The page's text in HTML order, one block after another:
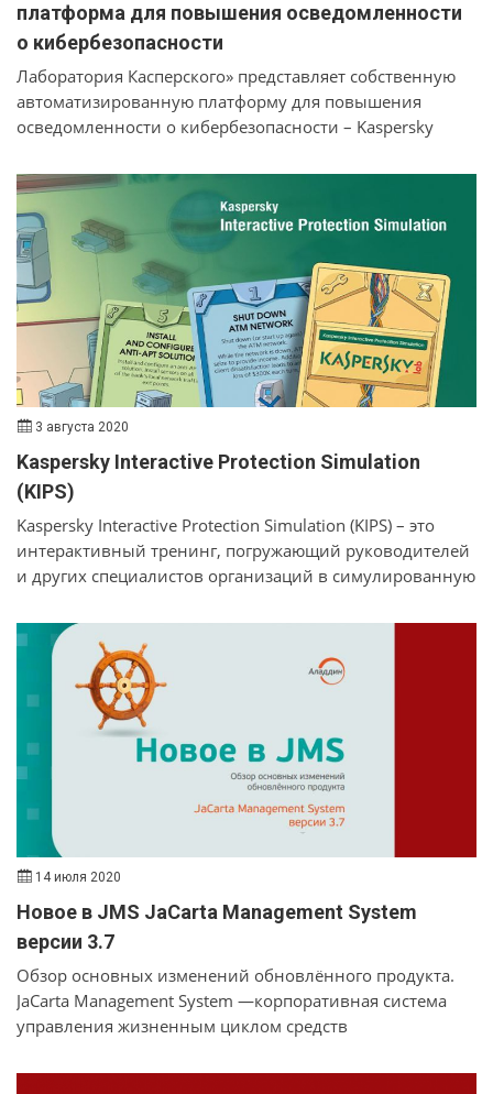
платформа для повышения осведомленности
о кибербезопасности
Лаборатория Касперского» представляет собственную
автоматизированную платформу для повышения
осведомленности о кибербезопасности – Kaspersky
Платформа представляет собой онлайн-инструмент,
формирующий и закрепляющий у сотрудников навыки
безопасной работы. Курс рассчитан на год. Удобный
функционал
и автоматизация процесса помогает компаниям на всех
этапах: от постановки цели до оценки эффективности.
3 августа 2020
Kaspersky Interactive Protection Simulation
(KIPS)
Kaspersky Interactive Protection Simulation (KIPS) – это
интерактивный тренинг, погружающий руководителей
и других специалистов организаций в симулированную
множеством неожиданных киберугроз. Задача
участников – постараться в этих условиях максимально
повысить прибыль и сохранить доверие к своей
игровой компании.
14 июля 2020
Новое в JMS JaCarta Management System
версии 3.7
Обзор основных изменений обновлённого продукта.
JaCarta Management System —корпоративная система
управления жизненным циклом средств
интегрированным производительным сервером